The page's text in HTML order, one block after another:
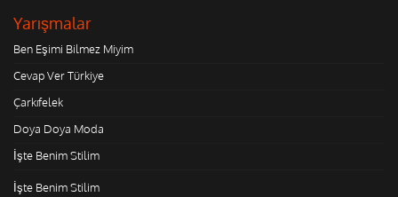
Yarışmalar
Ben Eşimi Bilmez Miyim
Cevap Ver Türkiye
Çarkıfelek
Doya Doya Moda
İşte Benim Stilim
İşte Benim Stilim